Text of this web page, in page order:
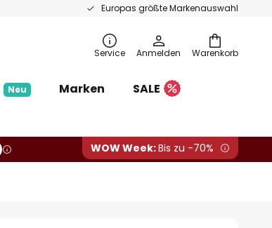
Europas größte Markenauswahl
Warenkorb
Service Anmelden
Neu Marken
SALE
WOW Week:Bis zu -70%